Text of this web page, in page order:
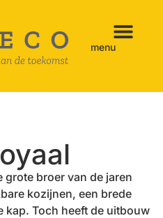
menu
broer van de jaren
kozijnen, een brede
kap. Toch heeft de uitbouw